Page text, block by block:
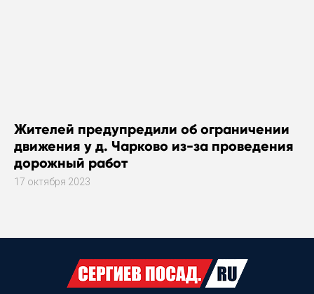
Жителей предупредили об ограничении
движения у д. Чарково из-за проведения
дорожный работ
17 октября 2023